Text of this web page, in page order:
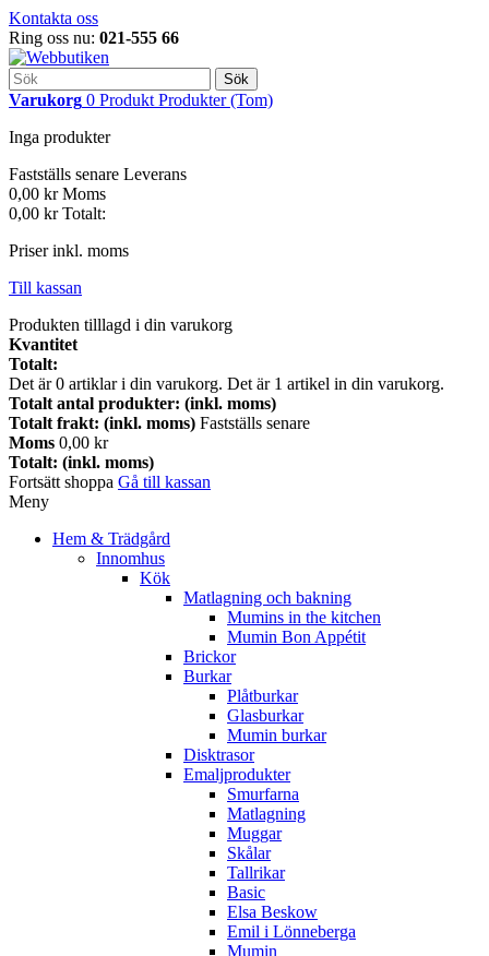
Kontakta oss
Ring oss nu: 021-555 66
Sök
Varukorg 0 Produkt Produkter (Tom)
Inga produkter
Fastställs senare Leverans
0,00 kr Moms
0,00 kr Totalt:
Priser inkl. moms
Till kassan
Produkten tilllagd i din varukorg
Kvantitet
Totalt:
Det är0 artiklar i din varukorg. Det är 1 artikel in din varukorg.
Totalt antal produkter: (inkl. moms)
Totalt frakt: (inkl. moms) Fastställs senare
Moms 0,00 kr
Totalt: (inkl. moms)
Fortsätt shoppa Gå till kassan
Meny
Hem & Trädgård
Innomhus
Kök
Matlagning och bakning
Mumins in the kitchen
Mumin Bon Appétit
Brickor
Burkar
Plåtburkar
Glasburkar
Mumin burkar
Disktrasor
Emaljprodukter
Smurfarna
Matlagning
Muggar
Skålar
Tallrikar
Basic
Elsa Beskow
Emil i Lönneberga
Mumin